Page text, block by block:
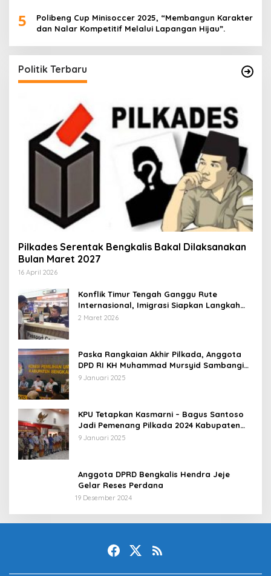
5
Polibeng Cup Minisoccer 2025, “Membangun Karakter
dan Nalar Kompetitif Melalui Lapangan Hijau”.
Politik Terbaru
Pilkades Serentak Bengkalis Bakal Dilaksanakan
Bulan Maret 2027
16 April 2026
Konflik Timur Tengah Ganggu Rute
Internasional, Imigrasi Siapkan Langkah
Antisipatif
2 Maret 2026
Paska Rangkaian Akhir Pilkada, Anggota
DPD RI KH Muhammad Mursyid Sambangi
KPU Bengkalis
9 Januari 2025
KPU Tetapkan Kasmarni – Bagus Santoso
Jadi Pemenang Pilkada 2024 Kabupaten
Bengkalis
9 Januari 2025
Anggota DPRD Bengkalis Hendra Jeje
Gelar Reses Perdana
19 Desember 2024